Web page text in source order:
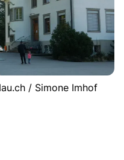
/ Simone Imhof